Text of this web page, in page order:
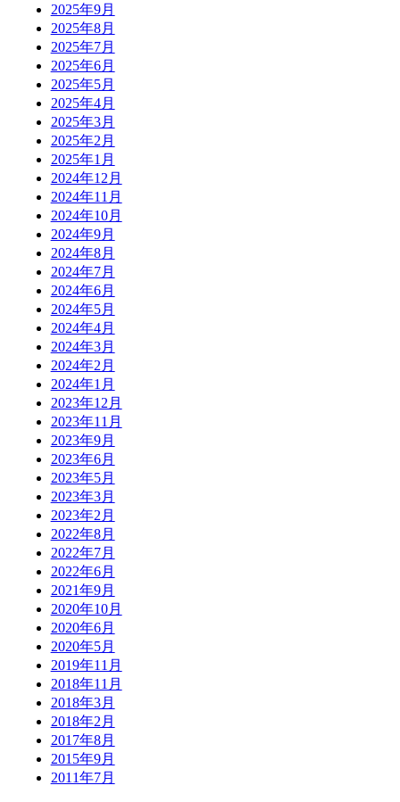
2025年9月
2025年8月
2025年7月
2025年6月
2025年5月
2025年4月
2025年3月
2025年2月
2025年1月
2024年12月
2024年11月
2024年10月
2024年9月
2024年8月
2024年7月
2024年6月
2024年5月
2024年4月
2024年3月
2024年2月
2024年1月
2023年12月
2023年11月
2023年9月
2023年6月
2023年5月
2023年3月
2023年2月
2022年8月
2022年7月
2022年6月
2021年9月
2020年10月
2020年6月
2020年5月
2019年11月
2018年11月
2018年3月
2018年2月
2017年8月
2015年9月
2011年7月